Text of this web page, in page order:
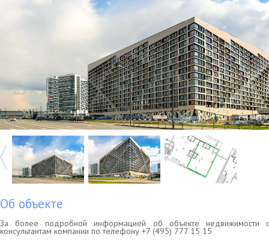
Об объекте
За более подробной информацией об объекте недвижимости
консультантам компании по телефону +7 (495) 777 15 15